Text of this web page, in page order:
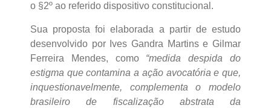
o §2º ao referido dispositivo constitucional.
Sua proposta foi elaborada a partir de estudo
desenvolvido por Ives Gandra Martins e Gilmar
Ferreira Mendes, como “medida despida do
estigma que contamina a ação avocatória e que,
inquestionavelmente, complementa o modelo
brasileiro de fiscalização abstrata da